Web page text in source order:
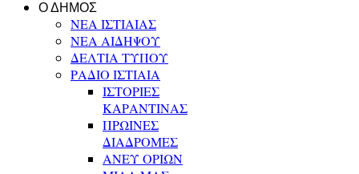
Ο ΔΗΜΟΣ
ΝΕΑ ΙΣΤΙΑΙΑΣ
ΝΕΑ ΑΙΔΗΨΟΥ
ΔΕΛΤΙΑ ΤΥΠΟΥ
ΡΑΔΙΟ ΙΣΤΙΑΙΑ
ΙΣΤΟΡΙΕΣ
ΚΑΡΑΝΤΙΝΑΣ
ΠΡΩΙΝΕΣ
ΔΙΑΔΡΟΜΕΣ
ΑΝΕΥ ΟΡΙΩΝ